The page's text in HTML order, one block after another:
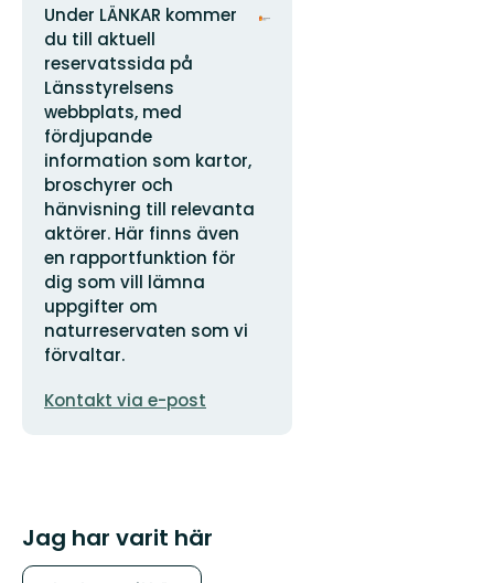
Adress
Under LÄNKAR kommer
du till aktuell
reservatssida på
Länsstyrelsens
webbplats, med
fördjupande
information som kartor,
broschyrer och
hänvisning till relevanta
aktörer. Här finns även
en rapportfunktion för
dig som vill lämna
uppgifter om
naturreservaten som vi
förvaltar.
postadress
Kontakt via e-post
Organisationens
Jag har varit här